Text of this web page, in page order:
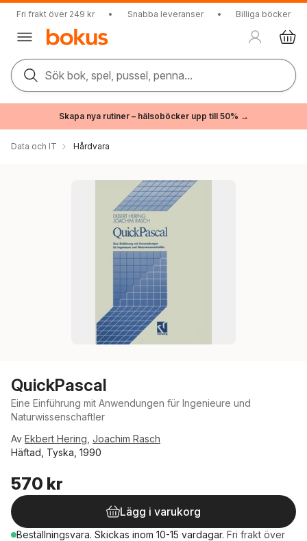
Fri frakt över 249 kr • Snabba leveranser • Billiga böcker
Sök bok, spel, pussel, penna...
Skapa nya rutiner – hälsoböcker upp till 50% →
Data och IT Hårdvara
QuickPascal
Eine Einführung mit Anwendungen für Ingenieure und
Naturwissenschaftler
Av Ekbert Hering Joachim Rasch
Häftad, Tyska, 1990
570 kr
Lägg i varukorg
Beställningsvara. Skickas inom 10-15 vardagar. Fri frakt över